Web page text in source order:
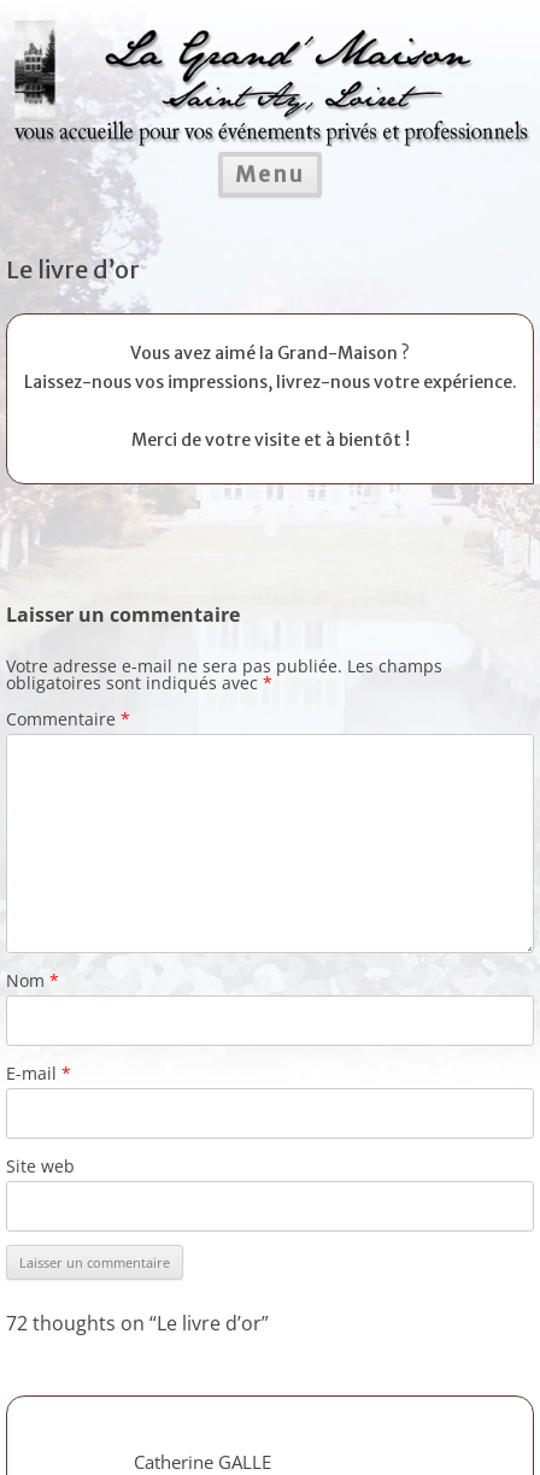
Aller
contenu
Menu
Le livre d’or
Vous avez aimé la Grand-Maison ?
Laissez-nous vos impressions, livrez-nous votre expérience.
Merci de votre visite et à bientôt !
Laisser un commentaire
Votre adresse e-mail ne sera pas publiée. Les champs
obligatoires sont indiqués avec *
Commentaire *
Nom *
E-mail *
Site web
72 thoughts on “Le livre d’or”
Catherine GALLE